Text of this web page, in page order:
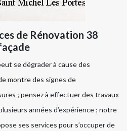
de Rénovation 38
se dégrader à cause des
montre des signes de
; pensez à effectuer des travaux
années d’expérience ; notre
ses services pour s’occuper de